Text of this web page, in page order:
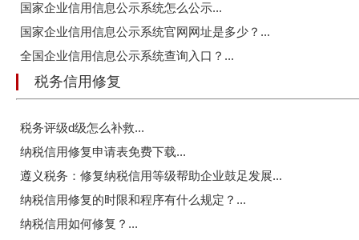
国家企业信用信息公示系统怎么公示...
国家企业信用信息公示系统官网网址是多少？...
全国企业信用信息公示系统查询入口？...
税务信用修复
税务评级d级怎么补救...
纳税信用修复申请表免费下载...
遵义税务：修复纳税信用等级帮助企业鼓足发展...
纳税信用修复的时限和程序有什么规定？...
纳税信用如何修复？...